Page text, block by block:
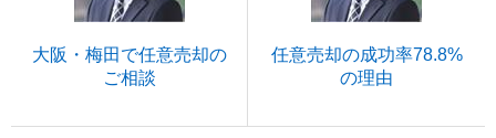
大阪・梅田で任意売却の
ご相談
任意売却の成功率78.8%
の理由